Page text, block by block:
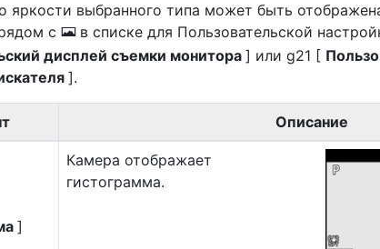
яркости выбранного типа может быть
с E в списке для Пользовательской
дисплей съемки монитора ] или g21 [
].
Описание
]
Камера отображает
гистограмма.